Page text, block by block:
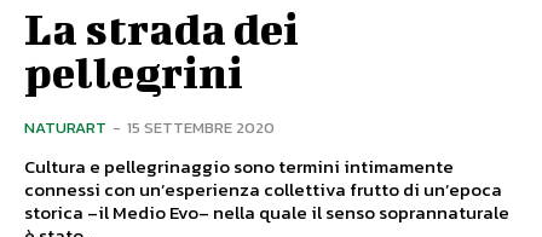
La strada dei
pellegrini
NATURART - 15 SETTEMBRE 2020
Cultura e pellegrinaggio sono termini intimamente
connessi con un’esperienza collettiva frutto di un’epoca
storica –il Medio Evo– nella quale il senso soprannaturale